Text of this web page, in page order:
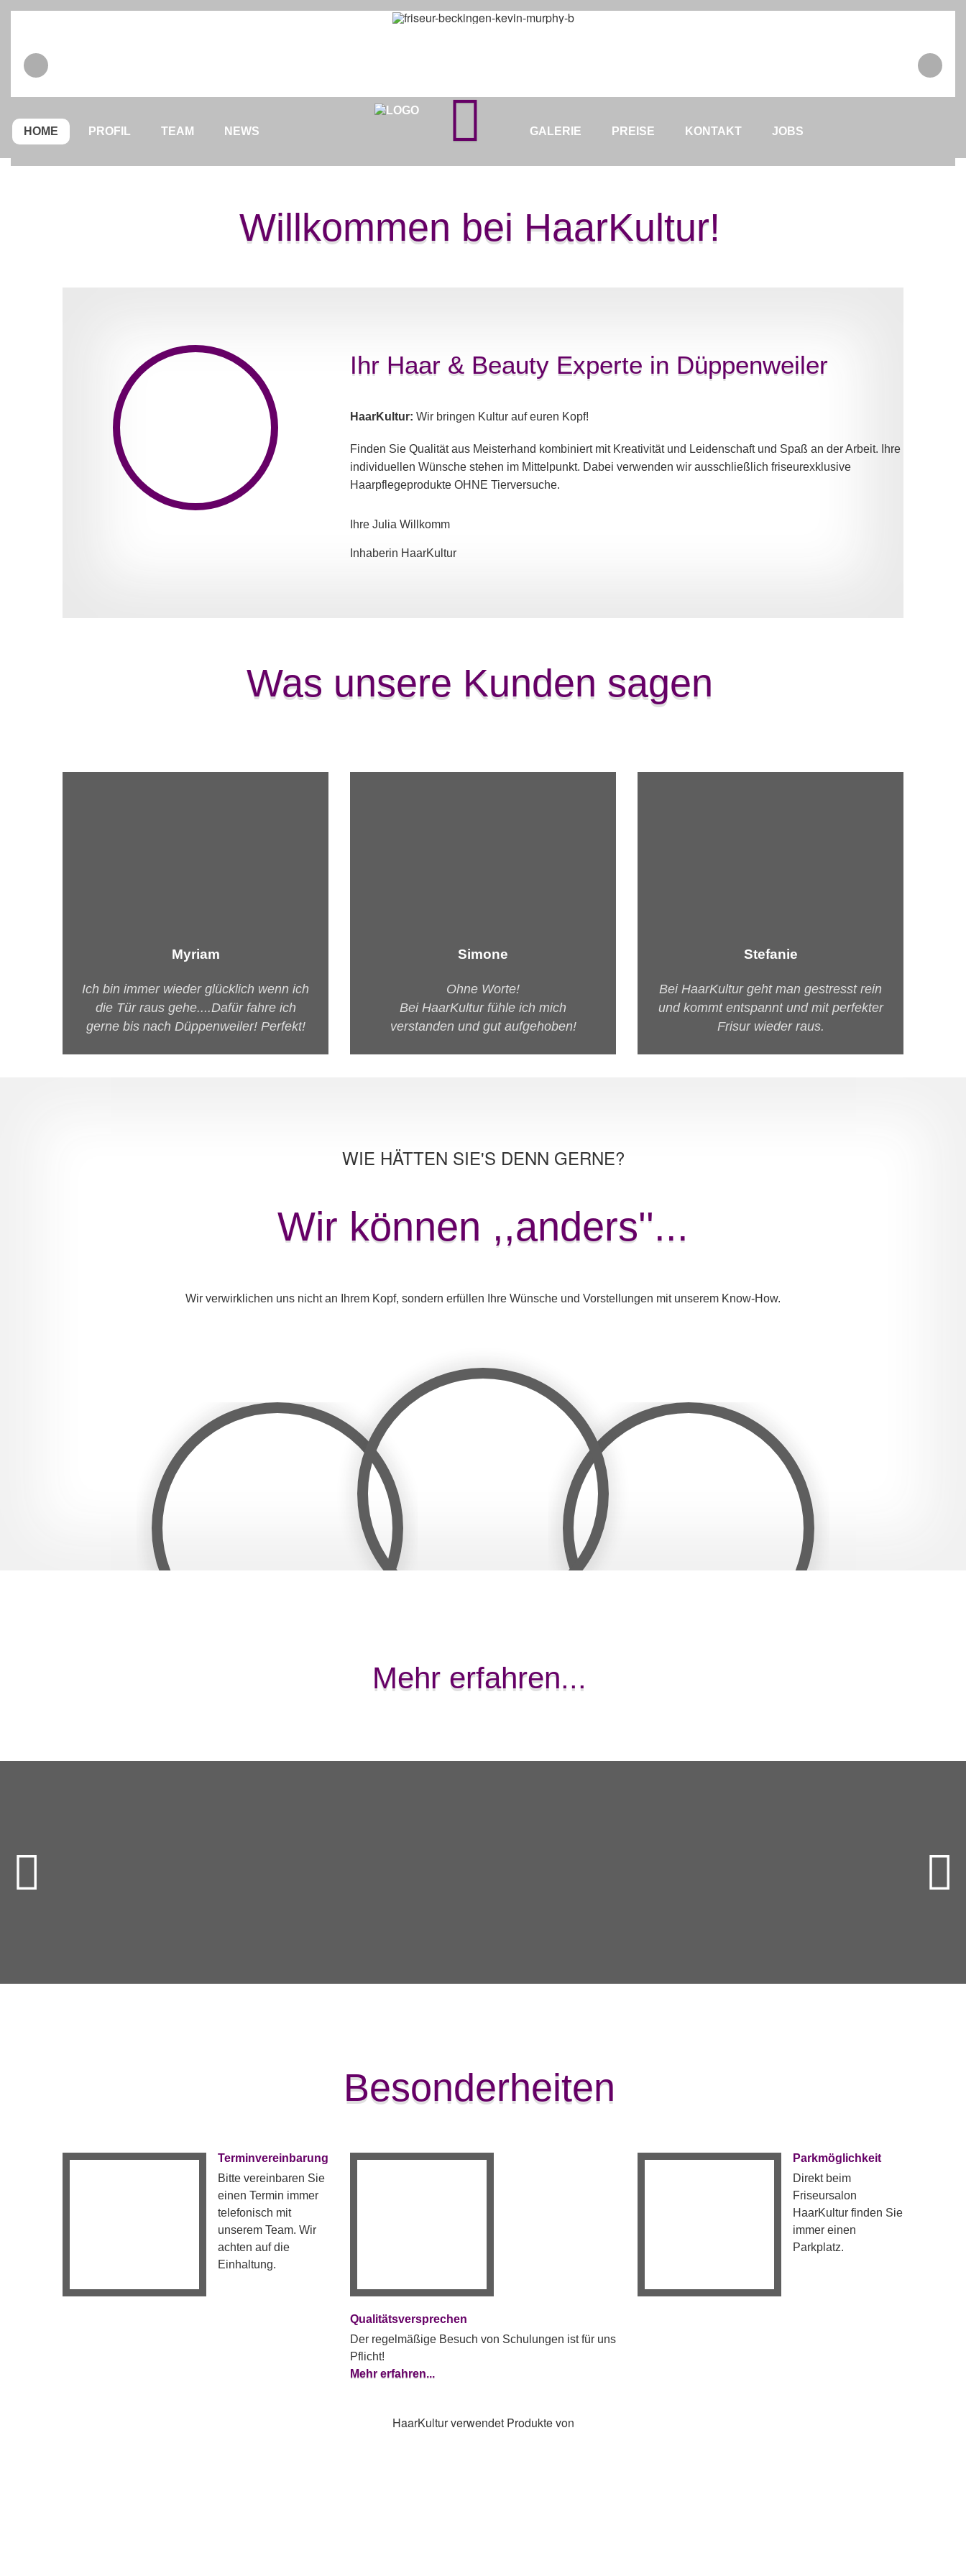
HOME PROFIL TEAM NEWS GALERIE PREISE KONTAKT JOBS
Willkommen bei HaarKultur!
Ihr Haar & Beauty Experte in Düppenweiler
HaarKultur: Wir bringen Kultur auf euren Kopf!
Finden Sie Qualität aus Meisterhand kombiniert mit Kreativität und Leidenschaft und Spaß an der Arbeit. Ihre
individuellen Wünsche stehen im Mittelpunkt. Dabei verwenden wir ausschließlich friseurexklusive
Haarpflegeprodukte OHNE Tierversuche.
Ihre Julia Willkomm
Inhaberin HaarKultur
Was unsere Kunden sagen
Myriam
Ich bin immer wieder glücklich wenn ich
die Tür raus gehe....Dafür fahre ich
gerne bis nach Düppenweiler! Perfekt!
Simone
Ohne Worte!
Bei HaarKultur fühle ich mich
verstanden und gut aufgehoben!
Stefanie
Bei HaarKultur geht man gestresst rein
und kommt entspannt und mit perfekter
Frisur wieder raus.
WIE HÄTTEN SIE'S DENN GERNE?
Wir können ,,anders''...
Wir verwirklichen uns nicht an Ihrem Kopf, sondern erfüllen Ihre Wünsche und Vorstellungen mit unserem Know-How.
Mehr erfahren...
Besonderheiten
Terminvereinbarung
Bitte vereinbaren Sie
einen Termin immer
telefonisch mit
unserem Team. Wir
achten auf die
Einhaltung.
Qualitätsversprechen
Der regelmäßige Besuch von Schulungen ist für uns
Pflicht!
Mehr erfahren...
Parkmöglichkeit
Direkt beim
Friseursalon
HaarKultur finden Sie
immer einen
Parkplatz.
HaarKultur verwendet Produkte von